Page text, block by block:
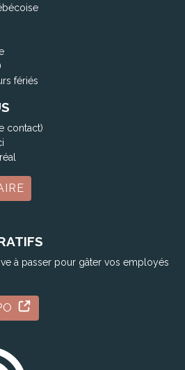
fériés
contact)
à passer pour gâter vos employés